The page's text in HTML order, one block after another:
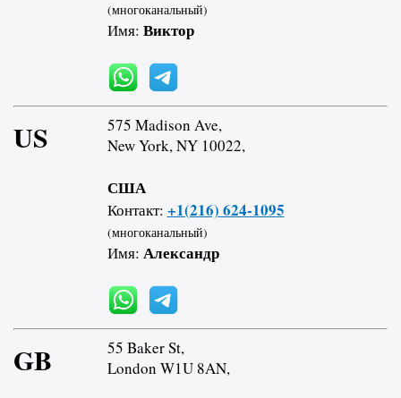
(многоканальный)
Имя: Виктор
US
575 Madison Ave,
New York, NY 10022,
США
Контакт: +1(216) 624-1095
(многоканальный)
Имя: Александр
GB
55 Baker St,
London W1U 8AN,